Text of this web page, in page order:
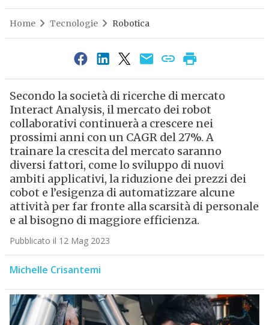
Home Tecnologie Robotica
Secondo la società di ricerche di mercato
Interact Analysis, il mercato dei robot
collaborativi continuerà a crescere nei
prossimi anni con un CAGR del 27%. A
trainare la crescita del mercato saranno
diversi fattori, come lo sviluppo di nuovi
ambiti applicativi, la riduzione dei prezzi dei
cobot e l’esigenza di automatizzare alcune
attività per far fronte alla scarsità di personale
e al bisogno di maggiore efficienza.
Pubblicato il 12 Mag 2023
Michelle Crisantemi